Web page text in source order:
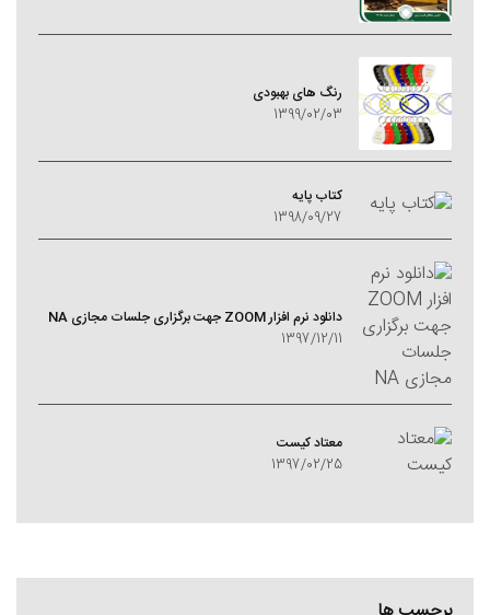
رنگ های بهبودی
1399/02/03
کتاب پایه
1398/09/27
دانلود نرم افزار ZOOM جهت برگزاری جلسات مجازی NA
1397/12/11
معتاد کيست
1397/02/25